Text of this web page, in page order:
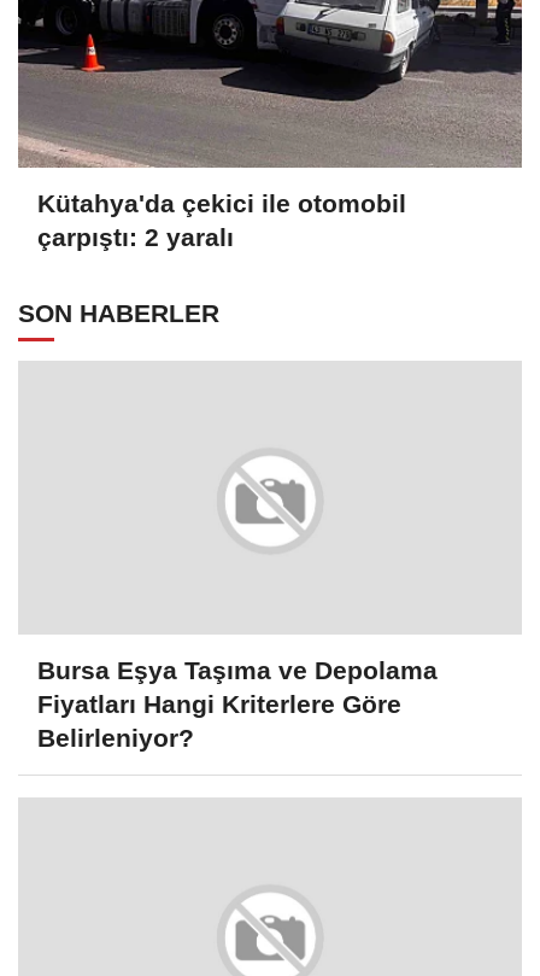
Kütahya'da çekici ile otomobil
çarpıştı: 2 yaralı
SON HABERLER
Bursa Eşya Taşıma ve Depolama
Fiyatları Hangi Kriterlere Göre
Belirleniyor?